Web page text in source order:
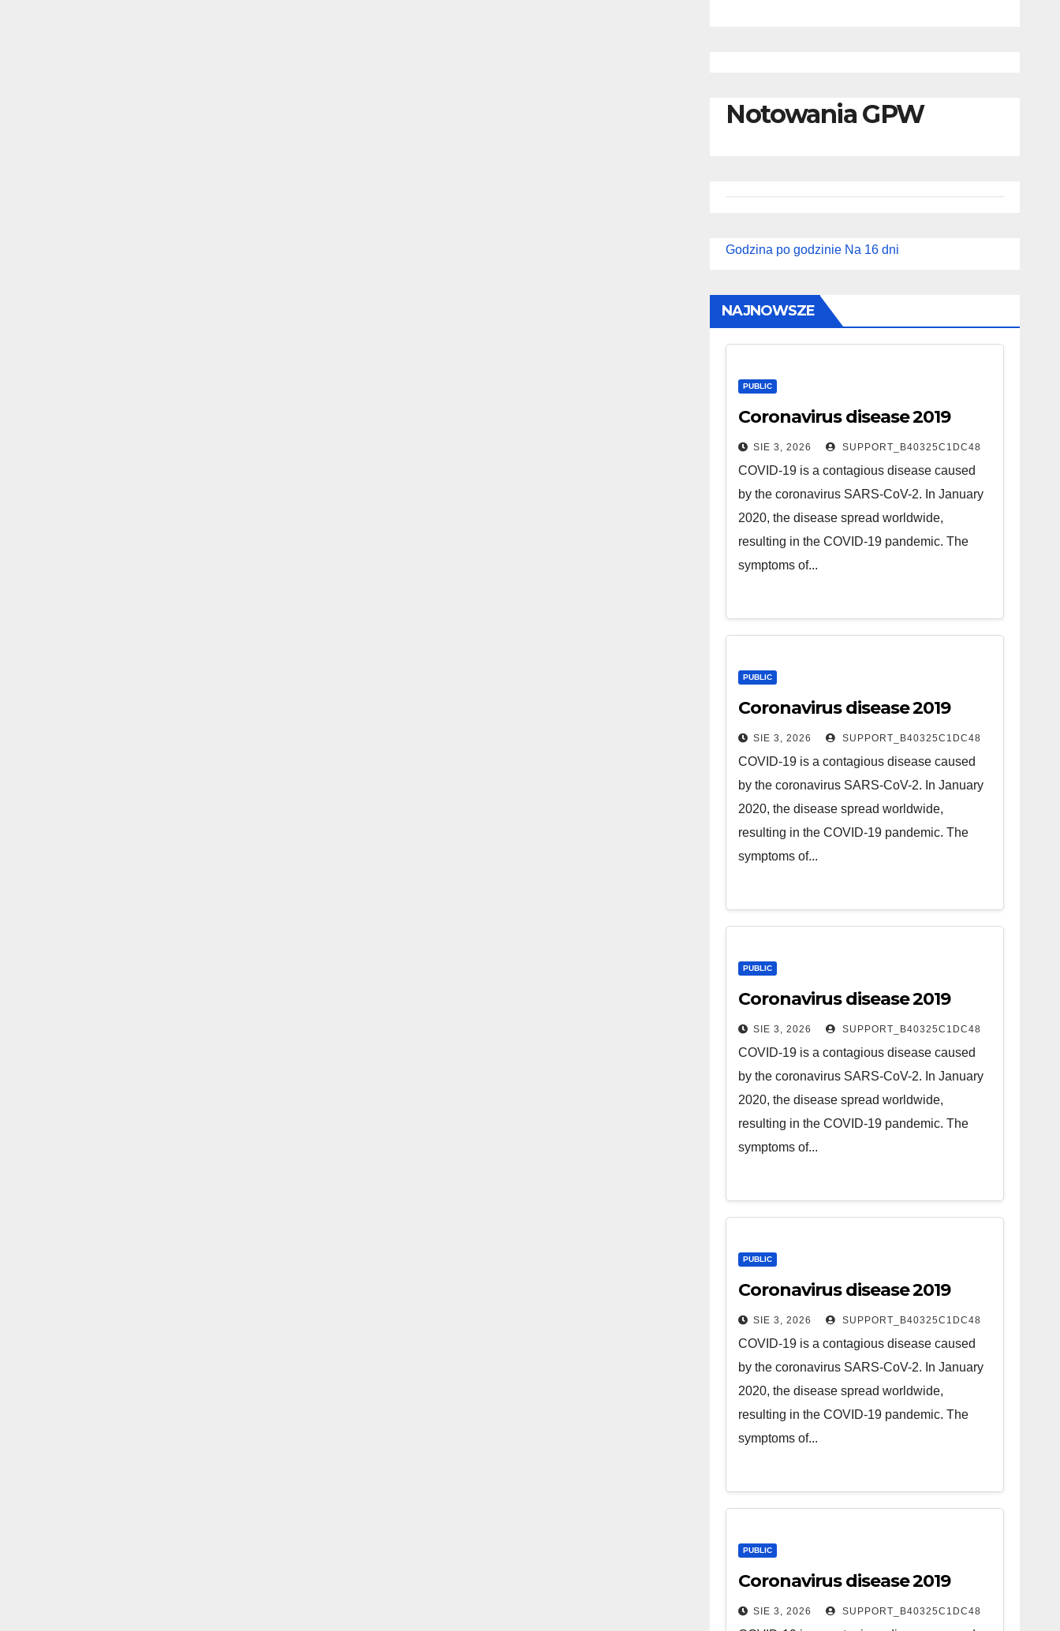
Notowania GPW
Godzina po godzinie Na 16 dni
NAJNOWSZE
PUBLIC
Coronavirus disease 2019
SIE 3, 2026 SUPPORT_B40325C1DC48
COVID-19 is a contagious disease caused
by the coronavirus SARS-CoV-2. In January
2020, the disease spread worldwide,
resulting in the COVID-19 pandemic. The
symptoms of...
PUBLIC
Coronavirus disease 2019
SIE 3, 2026 SUPPORT_B40325C1DC48
COVID-19 is a contagious disease caused
by the coronavirus SARS-CoV-2. In January
2020, the disease spread worldwide,
resulting in the COVID-19 pandemic. The
symptoms of...
PUBLIC
Coronavirus disease 2019
SIE 3, 2026 SUPPORT_B40325C1DC48
COVID-19 is a contagious disease caused
by the coronavirus SARS-CoV-2. In January
2020, the disease spread worldwide,
resulting in the COVID-19 pandemic. The
symptoms of...
PUBLIC
Coronavirus disease 2019
SIE 3, 2026 SUPPORT_B40325C1DC48
COVID-19 is a contagious disease caused
by the coronavirus SARS-CoV-2. In January
2020, the disease spread worldwide,
resulting in the COVID-19 pandemic. The
symptoms of...
PUBLIC
Coronavirus disease 2019
SIE 3, 2026 SUPPORT_B40325C1DC48